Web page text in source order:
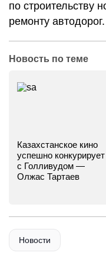
по строительству
ремонту автодорог.
Новость по теме
Казахстанское кино
успешно конкурирует
с Голливудом —
Олжас Тартаев
Новости